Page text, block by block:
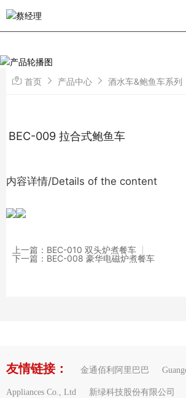
首页 产品中心 酒水车&鲍鱼车系列
BEC-009 拉合式鲍鱼车
内容详情/Details of the content
上一篇：BEC-010 双头炉煮餐车
下一篇：BEC-008 豪华电磁炉煮餐车
友情链接： 金通佰利阿里巴巴
Appliances Co., Ltd 新绿科技股份有限公司